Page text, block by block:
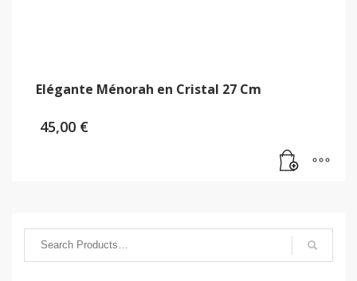
Elégante Ménorah en Cristal 27 Cm
45,00 €